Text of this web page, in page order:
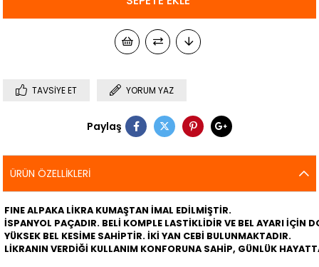
TAVSIYE ET YORUM YAZ
Paylaş
ÜRÜN ÖZELLIKLERI
FINE ALPAKA LİKRA KUMAŞTAN İMAL EDİLMİŞTİR.
İSPANYOL PAÇADIR. BELİ KOMPLE LASTİKLİDİR VE BEL AYARI İÇİN
YÜKSEK BEL KESİME SAHİPTİR. İKİ YAN CEBİ BULUNMAKTADIR.
LİKRANIN VERDİĞİ KULLANIM KONFORUNA SAHİP, GÜNLÜK